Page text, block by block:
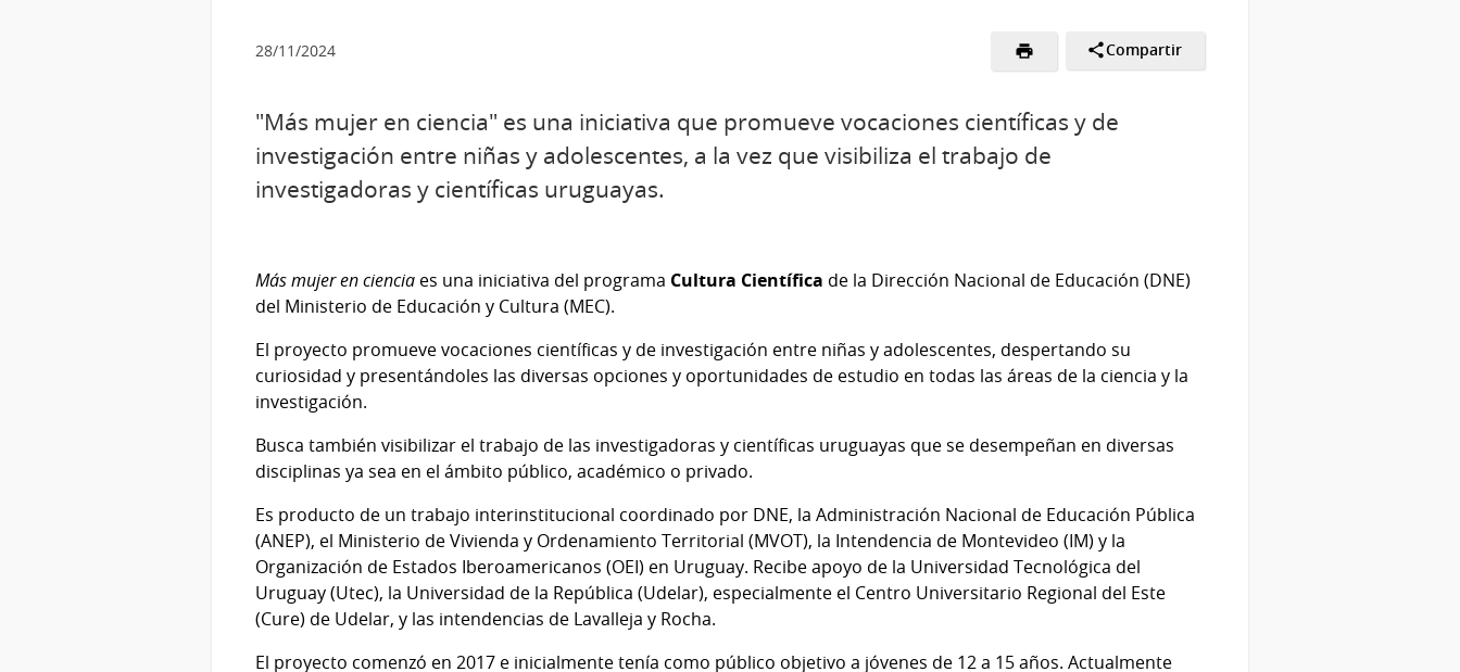
28/11/2024 Compartir
"Más mujer en ciencia" es una iniciativa que promueve vocaciones científicas y de
investigación entre niñas y adolescentes, a la vez que visibiliza el trabajo de
investigadoras y científicas uruguayas.
Más mujer en ciencia es una iniciativa del programa Cultura Científica de la Dirección Nacional de Educación (DNE)
del Ministerio de Educación y Cultura (MEC).
El proyecto promueve vocaciones científicas y de investigación entre niñas y adolescentes, despertando su
curiosidad y presentándoles las diversas opciones y oportunidades de estudio en todas las áreas de la ciencia y la
investigación.
Busca también visibilizar el trabajo de las investigadoras y científicas uruguayas que se desempeñan en diversas
disciplinas ya sea en el ámbito público, académico o privado.
Es producto de un trabajo interinstitucional coordinado por DNE, la Administración Nacional de Educación Pública
(ANEP), el Ministerio de Vivienda y Ordenamiento Territorial (MVOT), la Intendencia de Montevideo (IM) y la
Organización de Estados Iberoamericanos (OEI) en Uruguay. Recibe apoyo de la Universidad Tecnológica del
Uruguay (Utec), la Universidad de la República (Udelar), especialmente el Centro Universitario Regional del Este
(Cure) de Udelar, y las intendencias de Lavalleja y Rocha.
El proyecto comenzó en 2017 e inicialmente tenía como público objetivo a jóvenes de 12 a 15 años. Actualmente